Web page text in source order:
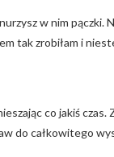
w nim pączki.
tak zrobiłam i
co jakiś
do całkowitego